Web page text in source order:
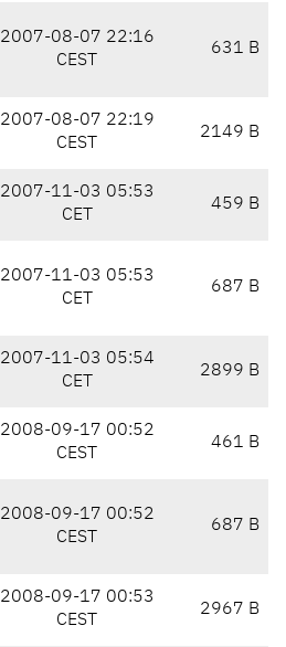
2007-08-07 22:16
CEST
631 B
2007-08-07 22:19
CEST
2149 B
2007-11-03 05:53
CET
459 B
2007-11-03 05:53
CET
687 B
2007-11-03 05:54
CET
2899 B
2008-09-17 00:52
CEST
461 B
2008-09-17 00:52
CEST
687 B
2008-09-17 00:53
CEST
2967 B